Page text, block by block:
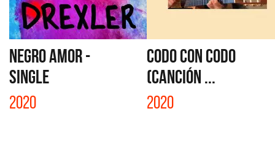
NEGRO AMOR -
SINGLE
2020
CODO CON CODO
(CANCIÓN ...
2020